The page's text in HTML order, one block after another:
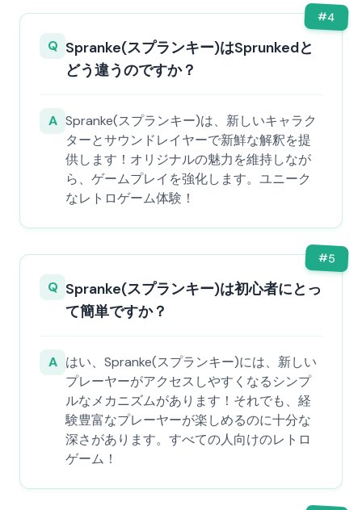
#4
Q Spranke(スプランキー)はSprunkedと
どう違うのですか？
A Spranke(スプランキー)は、新しいキャラク
ターとサウンドレイヤーで新鮮な解釈を提
供します！オリジナルの魅力を維持しなが
ら、ゲームプレイを強化します。ユニーク
なレトロゲーム体験！
#5
Q Spranke(スプランキー)は初心者にとっ
て簡単ですか？
A はい、Spranke(スプランキー)には、新しい
プレーヤーがアクセスしやすくなるシンプ
ルなメカニズムがあります！それでも、経
験豊富なプレーヤーが楽しめるのに十分な
深さがあります。すべての人向けのレトロ
ゲーム！